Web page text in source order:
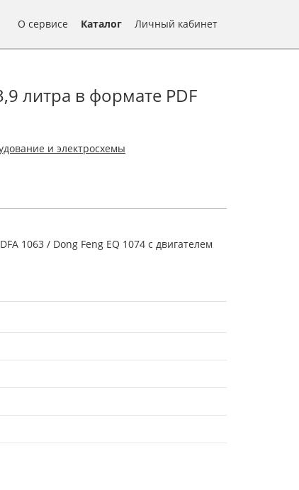
О сервисе Каталог Личный кабинет
литра в формате PDF
и электросхемы
1063 / Dong Feng EQ 1074 c двигателем